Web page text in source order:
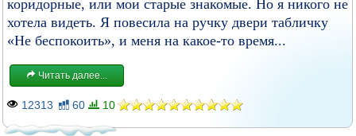
коридорные, или мои старые знакомые. Но я никого не
хотела видеть. Я повесила на ручку двери табличку
«Не беспокоить», и меня на какое-то время...
Читать далее...
12313 60 10